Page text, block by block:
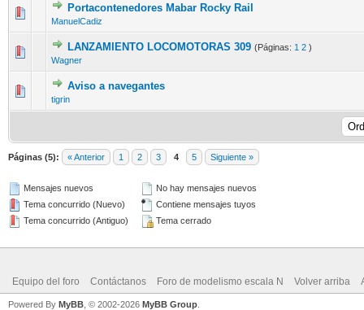
Portacontenedores Mabar Rocky Rail
ManuelCadiz
LANZAMIENTO LOCOMOTORAS 309 (Páginas: 1 2 )
Wagner
Aviso a navegantes
tigrin
Páginas (5): « Anterior 1 2 3 4 5 Siguiente »
Mensajes nuevos
Tema concurrido (Nuevo)
Tema concurrido (Antiguo)
No hay mensajes nuevos
Contiene mensajes tuyos
Tema cerrado
Equipo del foro Contáctanos Foro de modelismo escala N Volver arriba
Powered By MyBB , © 2002-2026 MyBB Group